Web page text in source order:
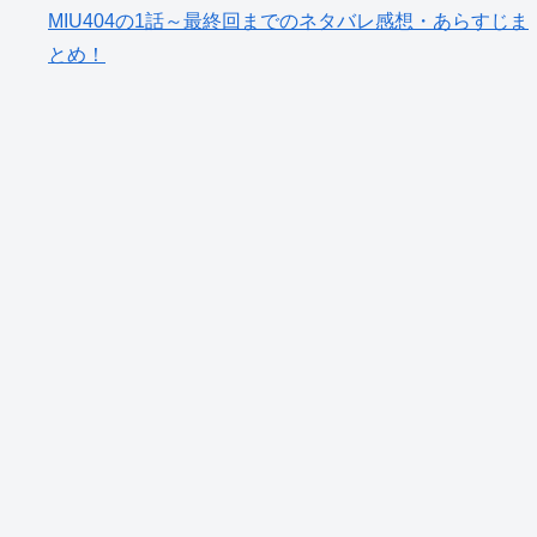
MIU404の1話～最終回までのネタバレ感想・あらすじま
とめ！